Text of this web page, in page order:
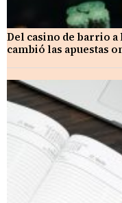
Del casino de barrio
cambió las apuestas